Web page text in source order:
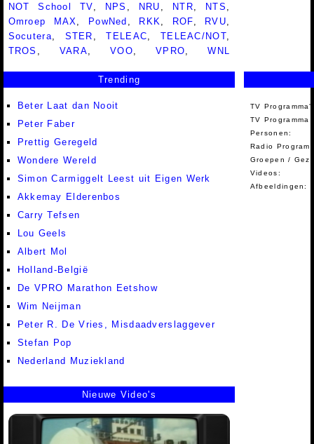
NOT School TV
NPS NRU NTR NTS
Omroep MAX
PowNed RKK ROF RVU
Socutera
STER ,TELEAC TELEAC/NOT
TROS
VARA ,VOO ,VPRO ,WNL
Trending
Beter Laat dan Nooit
Peter Faber
Prettig Geregeld
Wondere Wereld
Simon Carmiggelt Leest uit Eigen Werk
Akkemay Elderenbos
Carry Tefsen
Lou Geels
Albert Mol
Holland-België
De VPRO Marathon Eetshow
Wim Neijman
Peter R. De Vries, Misdaadverslaggever
Stefan Pop
Nederland Muziekland
TV
TV Programma
Personen:
Radio
Groepen /
Videos:
Afbeeldingen:
Nieuwe Video's